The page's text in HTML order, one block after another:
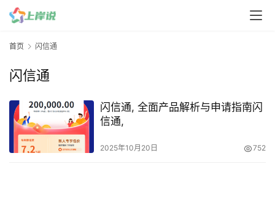
首页 闪信通
闪信通
闪信通, 全面产品解析与申请指南闪
信通,
2025年10月20日 752